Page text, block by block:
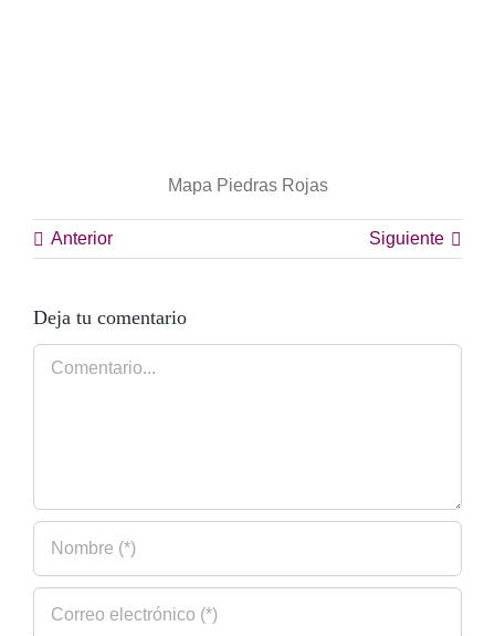
Mapa Piedras Rojas
Anterior Siguiente
Deja tu comentario
Comentario